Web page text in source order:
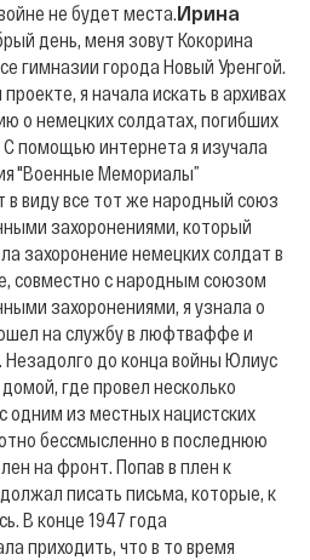
не будет места.Ирина
день, меня зовут Кокорина
гимназии города Новый Уренгой.
я начала искать в архивах
о немецких солдатах, погибших
помощью интернета я изучала
"Военные Мемориалы”
виду все тот же народный союз
захоронениями, который
захоронение немецких солдат в
совместно с народным союзом
захоронениями, я узнала о
на службу в люфтваффе и
Незадолго до конца войны Юлиус
где провел несколько
одним из местных нацистских
бессмысленно в последнюю
на фронт. Попав в плен к
писать письма, которые, к
В конце 1947 года
приходить, что в то время